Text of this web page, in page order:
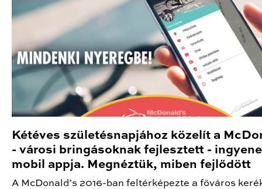
Kétéves születésnapjához közelít a
- városi bringásoknak fejlesztett -
mobil appja. Megnéztük, miben fejlődött
A McDonald’s 2016-ban feltérképezte a főváros